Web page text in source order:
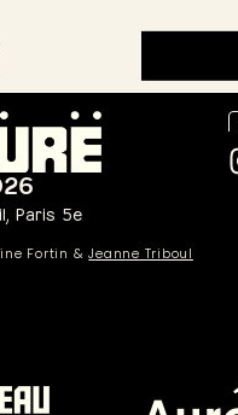
Paris 5e
Fortin &Jeanne Triboul